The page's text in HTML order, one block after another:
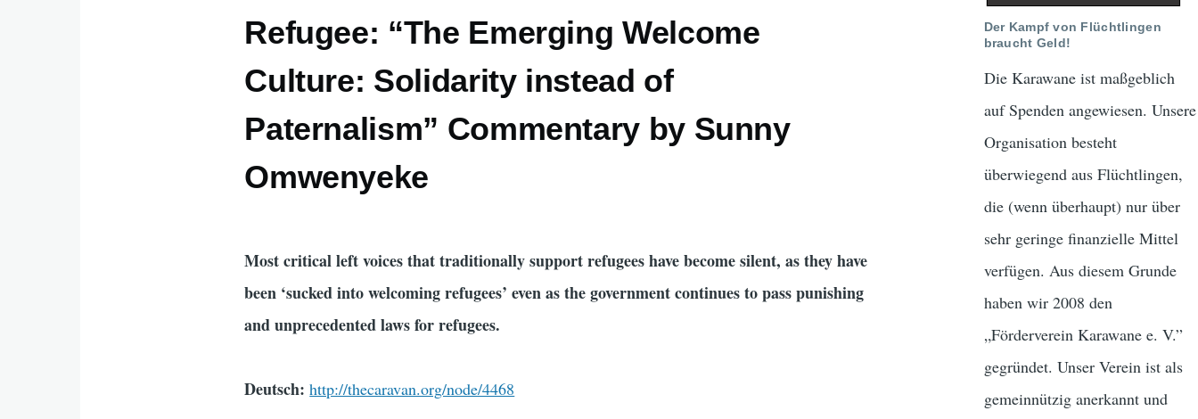
Refugee: “The Emerging Welcome
Culture: Solidarity instead of
Paternalism” Commentary by Sunny
Omwenyeke
Most critical left voices that traditionally support refugees have become silent, as they have
been ‘sucked into welcoming refugees’ even as the government continues to pass punishing
and unprecedented laws for refugees.
Deutsch: http://thecaravan.org/node/4468
Der Kampf von Flüchtlingen
braucht Geld!
Die Karawane ist maßgeblich
auf Spenden angewiesen. Unsere
Organisation besteht
überwiegend aus Flüchtlingen,
die (wenn überhaupt) nur über
sehr geringe finanzielle Mittel
verfügen. Aus diesem Grunde
haben wir 2008 den
„Förderverein Karawane e. V.”
gegründet. Unser Verein ist als
gemeinnützig anerkannt und